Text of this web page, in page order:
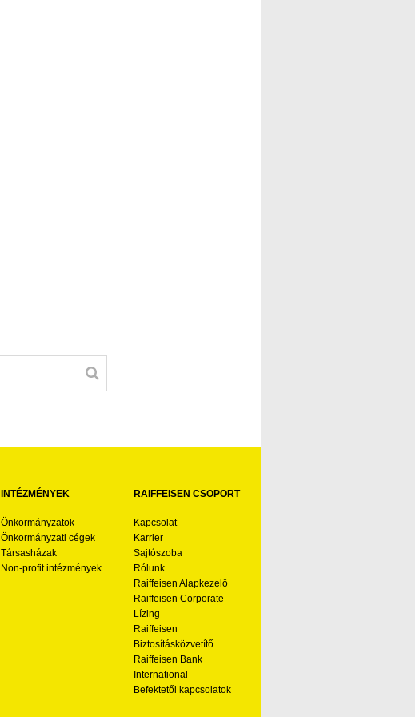
INTÉZMÉNYEK
Önkormányzatok
Önkormányzati cégek
Társasházak
Non-profit intézmények
RAIFFEISEN CSOPORT
Kapcsolat
Karrier
Sajtószoba
Rólunk
Raiffeisen Alapkezelő
Raiffeisen Corporate
Lízing
Raiffeisen
Biztosításközvetítő
Raiffeisen Bank
International
Befektetői kapcsolatok